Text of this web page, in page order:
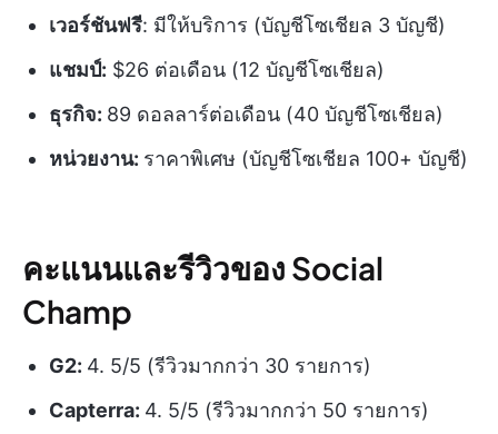
เวอร์ชันฟรี: มีให้บริการ (บัญชีโซเชียล 3 บัญชี)
แชมป์: $26 ต่อเดือน (12 บัญชีโซเชียล)
ธุรกิจ: 89 ดอลลาร์ต่อเดือน (40 บัญชีโซเชียล)
หน่วยงาน: ราคาพิเศษ (บัญชีโซเชียล 100+ บัญชี)
คะแนนและรีวิวของ Social
Champ
G2: 4. 5/5 (รีวิวมากกว่า 30 รายการ)
Capterra: 4. 5/5 (รีวิวมากกว่า 50 รายการ)